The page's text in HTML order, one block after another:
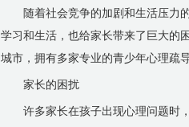
随着社会竞争的加剧和生活压力
学习和生活，也给家长带来了巨大的
城市，拥有多家专业的青少年心理疏
家长的困扰
许多家长在孩子出现心理问题时